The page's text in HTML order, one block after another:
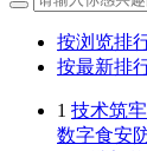
按浏览排
按最新排
1 技术筑
数字食安